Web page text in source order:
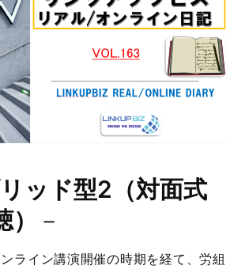
ッド型2（対面式
－
ライン講演開催の時期を経て、労組